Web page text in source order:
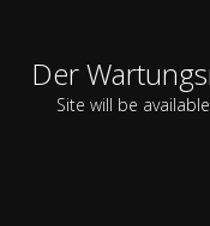
Der
Site will be